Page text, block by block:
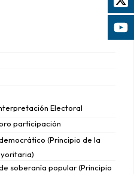
Electoral
participación
(Principio de la
soberanía popular (Principio